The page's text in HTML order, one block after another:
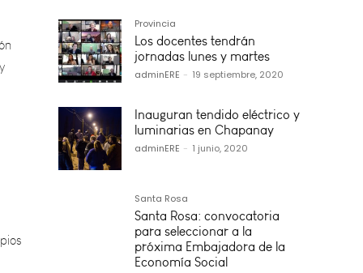
Provincia
Los docentes tendrán
jornadas lunes y martes
adminERE - 19 septiembre, 2020
Inauguran tendido eléctrico y
luminarias en Chapanay
adminERE - 1 junio, 2020
Santa Rosa
Santa Rosa: convocatoria
para seleccionar a la
próxima Embajadora de la
Economía Social